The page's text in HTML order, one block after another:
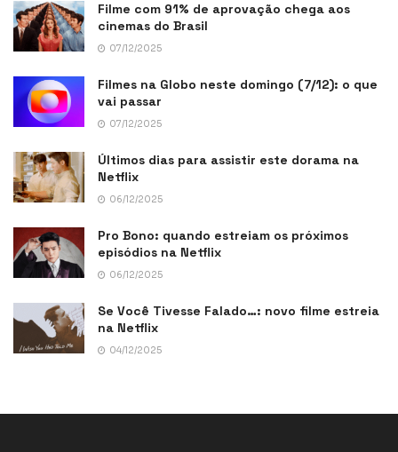
Filme com 91% de aprovação chega aos
cinemas do Brasil
07/12/2025
Filmes na Globo neste domingo (7/12): o que
vai passar
07/12/2025
Últimos dias para assistir este dorama na
Netflix
06/12/2025
Pro Bono: quando estreiam os próximos
episódios na Netflix
06/12/2025
Se Você Tivesse Falado…: novo filme estreia
na Netflix
04/12/2025